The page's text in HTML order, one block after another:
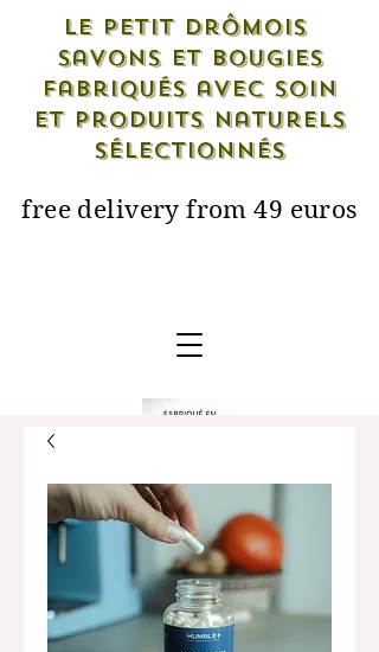
Le petit drômois
savons et bougies
fabriqués avec soin
et produits naturels
sélectionnés
free delivery from 49 euros